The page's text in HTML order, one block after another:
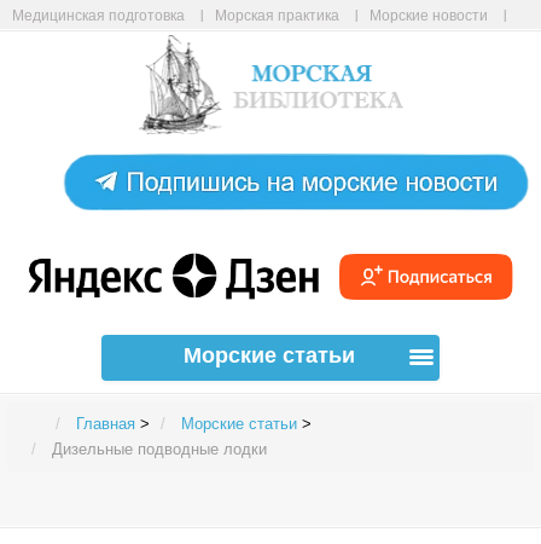
Медицинская подготовка Морская практика
Морские новости
Авиабилеты онлайн
Морские статьи
Главная > Морские статьи >
Дизельные подводные лодки